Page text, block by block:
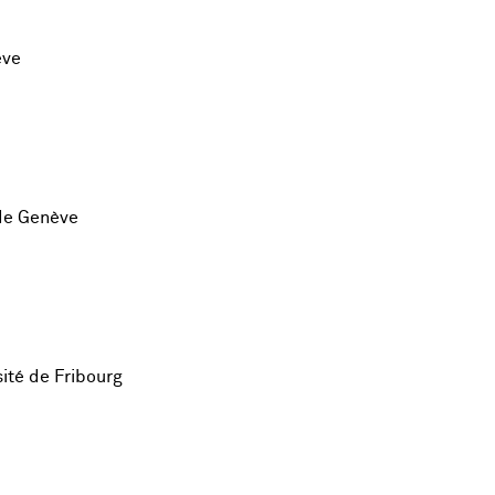
Genève
de Fribourg